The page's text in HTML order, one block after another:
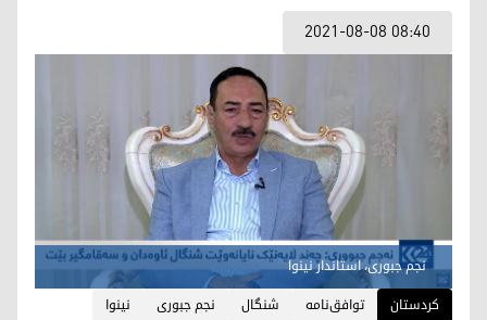
2021-08-08 08:40
نجم جبوری، استاندار نینوا
کردستان
توافق‌نامه شنگال نجم جبوری نینوا